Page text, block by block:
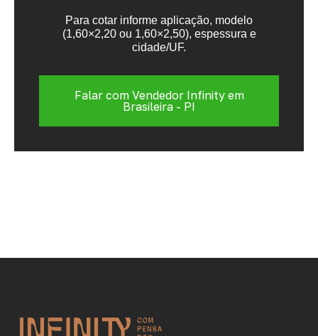
Para cotar informe aplicação, modelo
(1,60×2,20 ou 1,60×2,50), espessura e
cidade/UF.
Falar com Vendedor Infinity em
Brasileira - PI